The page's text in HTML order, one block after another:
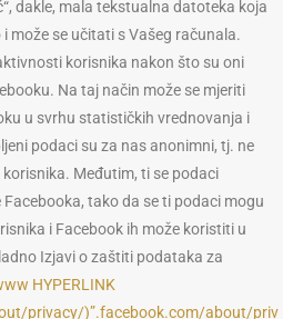
dakle, mala tekstualna datoteka koja
može se učitati s Vašeg računala.
korisnika nakon što su oni
Na taj način može se mjeriti
u svrhu statističkih vrednovanja i
podaci su za nas anonimni, tj. ne
Međutim, ti se podaci
tako da se ti podaci mogu
i Facebook ih može koristiti u
Izjavi o zaštiti podataka za
HYPERLINK
privacy/)”.facebook.com/about/priv